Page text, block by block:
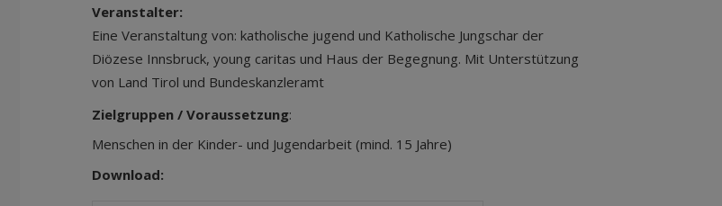
Veranstalter:
Eine Veranstaltung von: katholische jugend und Katholische Jungschar der
Diözese Innsbruck, young caritas und Haus der Begegnung. Mit Unterstützung
von Land Tirol und Bundeskanzleramt
Zielgruppen / Voraussetzung:
Menschen in der Kinder- und Jugendarbeit (mind. 15 Jahre)
Download: